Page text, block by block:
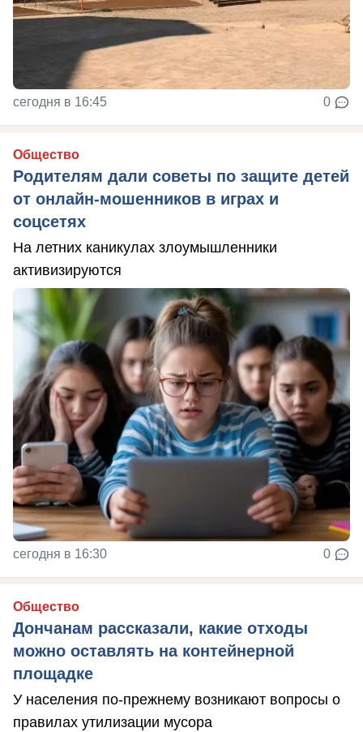
сегодня в 16:45 0
Общество
Родителям дали советы по защите детей
от онлайн‑мошенников в играх и
соцсетях
На летних каникулах злоумышленники
активизируются
сегодня в 16:30 0
Общество
Дончанам рассказали, какие отходы
можно оставлять на контейнерной
площадке
У населения по-прежнему возникают вопросы о
правилах утилизации мусора